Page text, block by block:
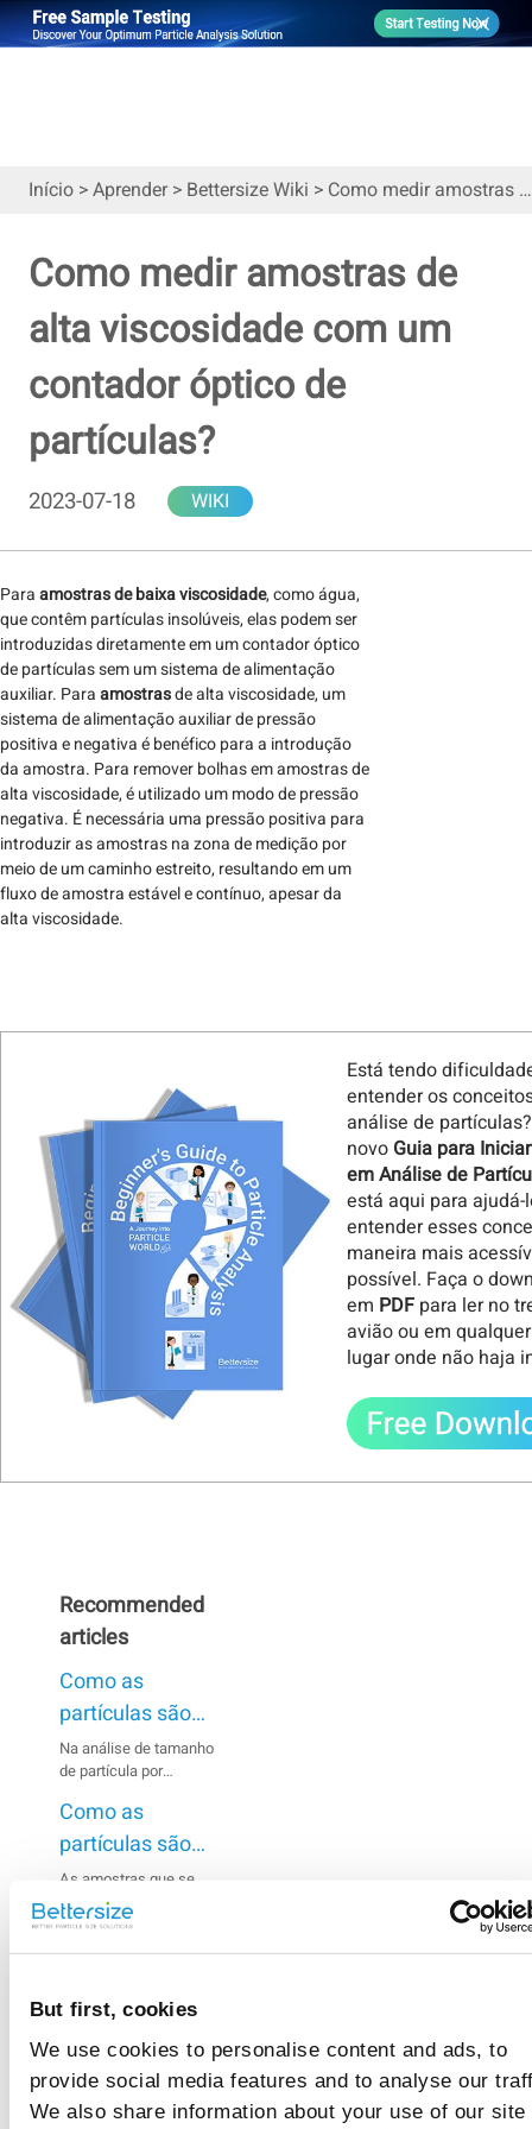
But first, cookies
We use cookies to personalise content and ads, to
provide social media features and to analyse our
We also share information about your use of our site
Início >Aprender > Bettersize Wiki > Como medir amostras de alta viscosidade com um contador óptico de partículas?
Como medir amostras de
alta viscosidade com um
contador óptico de
partículas?
2023-07-18 WIKI
Paraamostras de baixa viscosidade, como água,
que contêm partículas insolúveis, elas podem ser
introduzidas diretamente em um contador óptico
de partículas sem um sistema de alimentação
auxiliar. Paraamostrasde alta viscosidade, um
sistema de alimentação auxiliar de pressão
positiva e negativa é benéfico para a introdução
da amostra. Para remover bolhas em amostras de
alta viscosidade, é utilizado um modo de pressão
negativa. É necessária uma pressão positiva para
introduzir as amostras na zona de medição por
meio de um caminho estreito, resultando em um
fluxo de amostra estável e contínuo, apesar da
alta viscosidade.
Está tendo
entender os
análise de
novo Guia para
em Análise de
está aqui para ajudá-
entender esses
maneira mais
possível. Faça o
em PDF para ler no
avião ou em
lugar onde não haja
Recommended
articles
Como as
partículas são
dispersas
quando se usa o
método úmido?
Na análise de tamanho
de partícula por
resultados imprecisos
podem ser causados
pela aglomeração de
partículas na
suspensão,
especialmente quando
elas são finas.
uma dispersão
completa da amostra
antes da medição.
Como as
partículas são
dispersas
quando se usa o
As amostras que se
dissolvem ou se
aglomeram em um
analisadas usando o
método de dispersão
seca.
A obscuração refere-se
dispersa e absorvida
pelas partículas na
zona de medição, o que
indica a concentração
Qual é o sinal de
fundo?